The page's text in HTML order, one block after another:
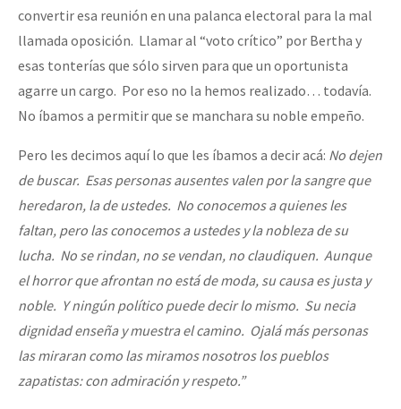
convertir esa reunión en una palanca electoral para la mal
llamada oposición. Llamar al “voto crítico” por Bertha y
esas tonterías que sólo sirven para que un oportunista
agarre un cargo. Por eso no la hemos realizado… todavía.
No íbamos a permitir que se manchara su noble empeño.
Pero les decimos aquí lo que les íbamos a decir acá: No dejen
de buscar. Esas personas ausentes valen por la sangre que
heredaron, la de ustedes. No conocemos a quienes les
faltan, pero las conocemos a ustedes y la nobleza de su
lucha. No se rindan, no se vendan, no claudiquen. Aunque
el horror que afrontan no está de moda, su causa es justa y
noble. Y ningún político puede decir lo mismo. Su necia
dignidad enseña y muestra el camino. Ojalá más personas
las miraran como las miramos nosotros los pueblos
zapatistas: con admiración y respeto.”